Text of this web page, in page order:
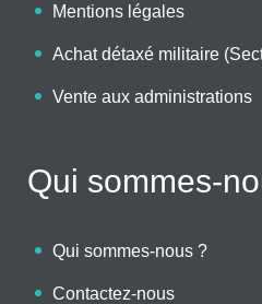
Mentions légales
Achat détaxé militaire
Vente aux administrations
Qui sommes-
Qui sommes-nous ?
Contactez-nous